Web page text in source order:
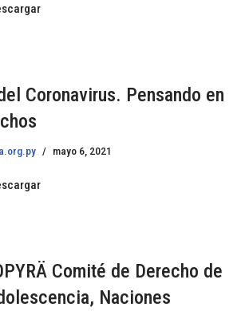
Coronavirus. Pensando en
mayo 6, 2021
Comité de Derecho de
Naciones